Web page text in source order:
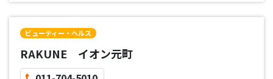
ビューティー・ヘルス
RAKUNE イオン元町